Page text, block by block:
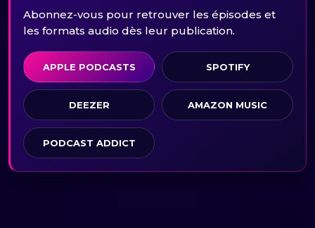
Abonnez-vous pour retrouver les épisodes et
les formats audio dès leur publication.
APPLE PODCASTS SPOTIFY
DEEZER AMAZON MUSIC
PODCAST ADDICT